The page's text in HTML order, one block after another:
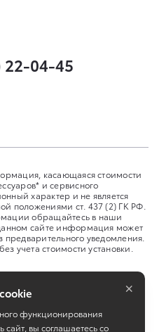
22-04-45
касающаяся стоимости
и сервисного
характер и не является
положениями ст. 437 (2) ГК РФ.
обращайтесь в наши
сайте информация может
уведомления.
учета стоимости установки.
функционирования
сайт, вы соглашаетесь со
×